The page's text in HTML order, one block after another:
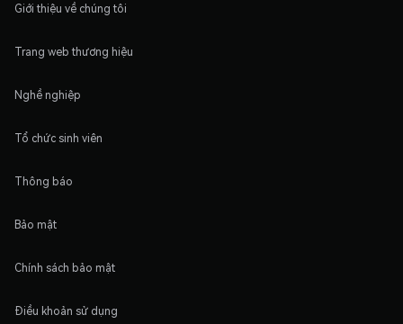
Giới thiệu về chúng tôi
Trang web thương hiệu
Nghề nghiệp
Tổ chức sinh viên
Thông báo
Bảo mật
Chính sách bảo mật
Điều khoản sử dụng